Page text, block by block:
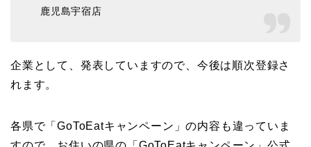
鹿児島宇宿店
企業として、発表していますので、今後は順次登録さ
れます。
各県で「GoToEatキャンペーン」の内容も違っていま